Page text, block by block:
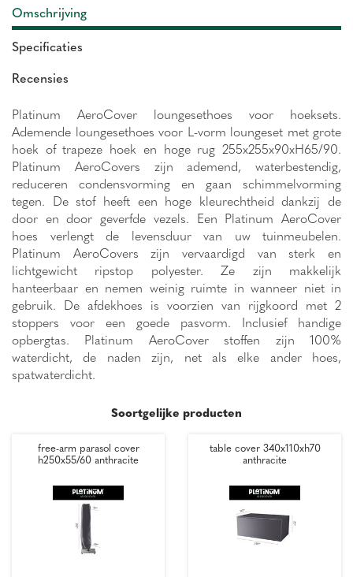
Omschrijving
Specificaties
Recensies
Platinum AeroCover loungesethoes voor hoeksets.
Ademende loungesethoes voor L-vorm loungeset met grote
hoek of trapeze hoek en hoge rug 255x255x90xH65/90.
Platinum AeroCovers zijn ademend, waterbestendig,
reduceren condensvorming en gaan schimmelvorming
tegen. De stof heeft een hoge kleurechtheid dankzij de
door en door geverfde vezels. Een Platinum AeroCover
hoes verlengt de levensduur van uw tuinmeubelen.
Platinum AeroCovers zijn vervaardigd van sterk en
lichtgewicht ripstop polyester. Ze zijn makkelijk
hanteerbaar en nemen weinig ruimte in wanneer niet in
gebruik. De afdekhoes is voorzien van rijgkoord met 2
stoppers voor een goede pasvorm. Inclusief handige
opbergtas. Platinum AeroCover stoffen zijn 100%
waterdicht, de naden zijn, net als elke ander hoes,
spatwaterdicht.
Soortgelijke producten
free-arm parasol cover
h250x55/60 anthracite
table cover 340x110xh70
anthracite